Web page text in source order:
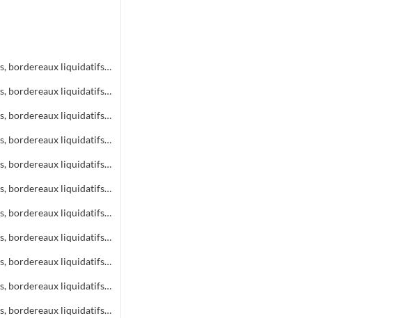
Listes de paie, rémunérations et charges, bordereaux liquidatifs Bureau d'Aide Sociale (B.A.S.)
Listes de paie, rémunérations et charges, bordereaux liquidatifs Bureau d'Aide Sociale (B.A.S.)
Listes de paie, rémunérations et charges, bordereaux liquidatifs Bureau d'Aide Sociale (B.A.S.)
Listes de paie, rémunérations et charges, bordereaux liquidatifs Bureau d'Aide Sociale (B.A.S.)
Listes de paie, rémunérations et charges, bordereaux liquidatifs Bureau d'Aide Sociale (B.A.S.)
Listes de paie, rémunérations et charges, bordereaux liquidatifs Bureau d'Aide Sociale (B.A.S.)
Listes de paie, rémunérations et charges, bordereaux liquidatifs Foyers
Listes de paie, rémunérations et charges, bordereaux liquidatifs Bureau d'Aide Sociale (B.A.S.)
Listes de paie, rémunérations et charges, bordereaux liquidatifs Bureau d'Aide Sociale (B.A.S.) - Foyers
Listes de paie, rémunérations et charges, bordereaux liquidatifs Foyers
Listes de paie, rémunérations et charges, bordereaux liquidatifs Soins infirmiers